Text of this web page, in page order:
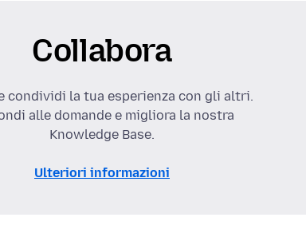
Collabora
condividi la tua esperienza con gli altri.
alle domande e migliora la nostra
Knowledge Base.
Ulteriori informazioni